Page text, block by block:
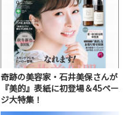
奇跡の美容家・石井美保さんが
『美的』表紙に初登場＆45ペー
ジ大特集！